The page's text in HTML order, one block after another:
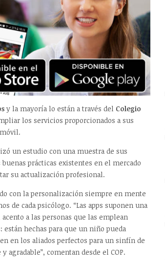
y la mayoría lo están a través del Colegio
los servicios proporcionados a sus
un estudio con una muestra de sus
prácticas existentes en el mercado
su actualización profesional.
con la personalización siempre en mente
de cada psicólogo. “Las apps suponen una
a las personas que las emplean
hechas para que un niño pueda
en los aliados perfectos para un sinfín de
comentan desde el COP.